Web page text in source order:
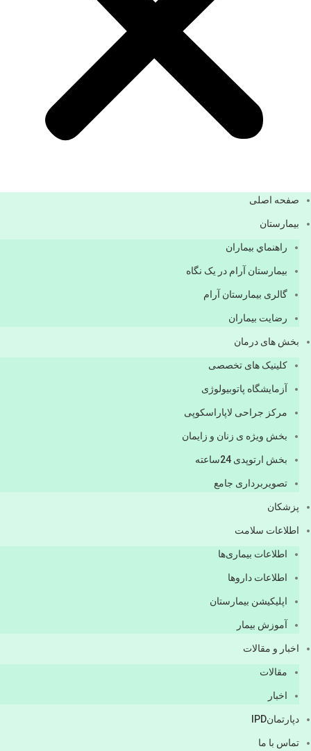
صفحه اصلی
بيمارستان
راهنماي بیماران
بیمارستان آرام در یک نگاه
گالری بیمارستان آرام
رضایت بیماران
بخش های درمان
کلینیک های تخصصی
آزمایشگاه پاتوبیولوژی
مرکز جراحی لاپاراسکوپی
بخش ویژه ی زنان و زایمان
بخش ارتوپدی 24ساعته
تصویربرداری جامع
پزشكان
اطلاعات سلامت
اطلاعات بیماری‌ها
اطلاعات دارو‌ها
اپليكيشن بيمارستان
آموزش بیمار
اخبار و مقالات
مقالات
اخبار
دپارتمانIPD
تماس با ما